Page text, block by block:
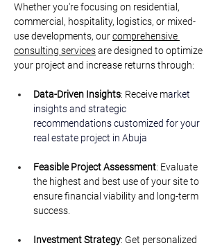
Whether you're focusing on residential,
commercial, hospitality, logistics, or mixed-
use developments, our comprehensive
consulting services are designed to optimize
your project and increase returns through:
Data-Driven Insights: Receive market
insights and strategic
recommendations customized for your
real estate project in Abuja
Feasible Project Assessment: Evaluate
the highest and best use of your site to
ensure financial viability and long-term
success.
Investment Strategy: Get personalized